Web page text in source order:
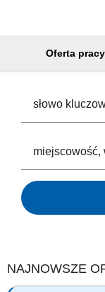
Oferta
NAJNOWSZE